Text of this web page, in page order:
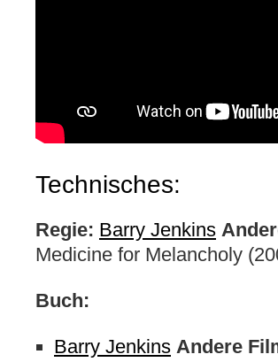
Technisches:
Regie: Barry Jenkins
Medicine for Melancholy
Buch:
Barry Jenkins Andere